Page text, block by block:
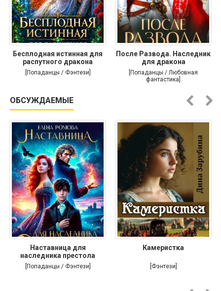
Бесплодная истинная для
распутного дракона
[Попаданцы / Фэнтези]
После Развода. Наследник
для дракона
[Попаданцы / Любовная
фантастика]
ОБСУЖДАЕМЫЕ
Наставница для
наследника престола
[Попаданцы / Фэнтези]
Камеристка
[Фэнтези]